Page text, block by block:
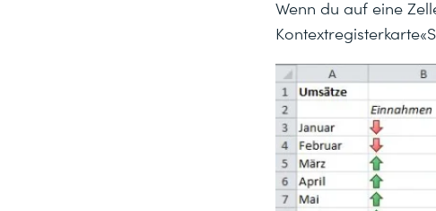
Wenn du auf eine